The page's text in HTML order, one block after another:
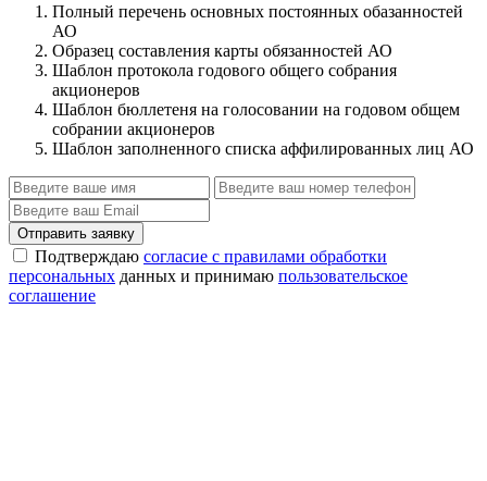
Полный перечень основных постоянных обазанностей
АО
Образец составления карты обязанностей АО
Шаблон протокола годового общего собрания
акционеров
Шаблон бюллетеня на голосовании на годовом общем
собрании акционеров
Шаблон заполненного списка аффилированных лиц АО
Отправить заявку
Подтверждаю согласие с правилами обработки
персональных данных и принимаю пользовательское
соглашение